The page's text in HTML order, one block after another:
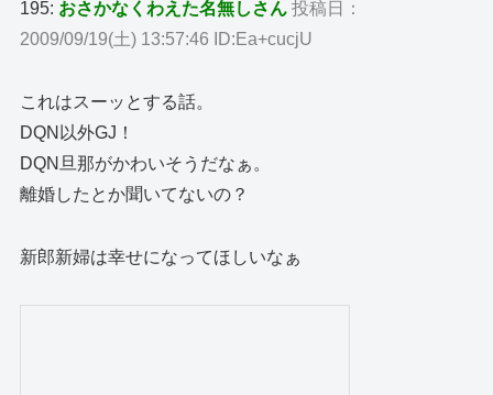
195: おさかなくわえた名無しさん 投稿日：
2009/09/19(土) 13:57:46 ID:Ea+cucjU
これはスーッとする話。
DQN以外GJ！
DQN旦那がかわいそうだなぁ。
離婚したとか聞いてないの？
新郎新婦は幸せになってほしいなぁ